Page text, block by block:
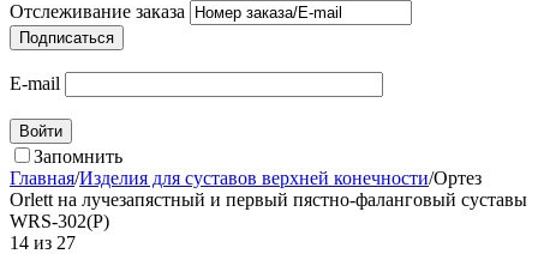
Отслеживание заказа
Подписаться
E-mail
Войти
Запомнить
Главная/Изделия для суставов верхней конечности/Ортез
Orlett на лучезапястный и первый пястно-фаланговый суставы
WRS-302(P)
14 из 27